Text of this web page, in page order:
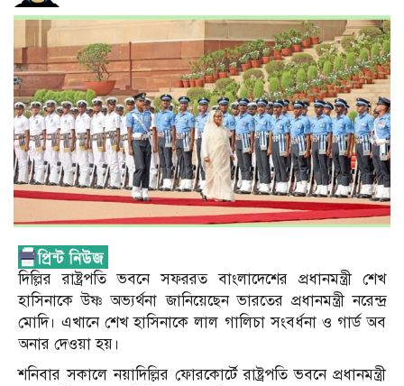
দিল্লির রাষ্ট্রপতি ভবনে সফররত বাংলাদেশের প্রধানমন্ত্রী শেখ
হাসিনাকে উষ্ণ অভ্যর্থনা জানিয়েছেন ভারতের প্রধানমন্ত্রী নরেন্দ্র
মোদি। এখানে শেখ হাসিনাকে লাল গালিচা সংবর্ধনা ও গার্ড অব
অনার দেওয়া হয়।
শনিবার সকালে নয়াদিল্লির ফোরকোর্টে রাষ্ট্রপতি ভবনে প্রধানমন্ত্রী